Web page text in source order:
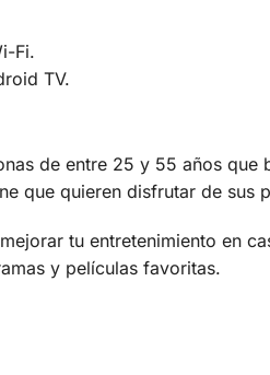
Fi.
TV.
de entre 25 y 55 años
que quieren disfrutar de
tu entretenimiento en
y películas favoritas.